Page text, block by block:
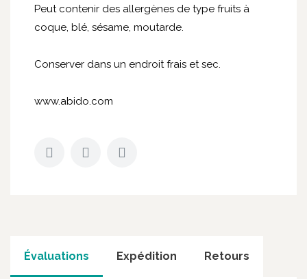
Peut contenir des allergènes de type fruits à
coque, blé, sésame, moutarde.
Conserver dans un endroit frais et sec.
www.abido.com
Évaluations Expédition Retours